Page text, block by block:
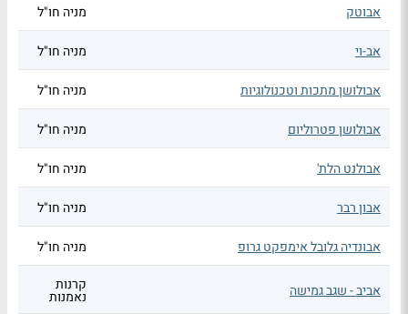
אבוטק מניה חו"ל
אב-וי מניה חו"ל
אבולושן מתכות וטכנולוגיות מניה חו"ל
אבולושן פטרוליום מניה חו"ל
אבולנט הלת' מניה חו"ל
אבון רבר מניה חו"ל
אבונדיה גלובל אימפקט גרופ מניה חו"ל
אביב - שגב גמישה קרנות
נאמנות